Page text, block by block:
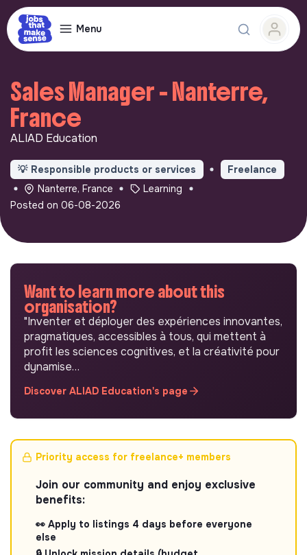
Menu
Sales Manager - Nanterre,
France
ALIAD Education
💡 Responsible products or services
Freelance
Nanterre, France
Learning
Posted on 06-08-2026
Want to learn more about this
organisation?
"Inventer et déployer des expériences innovantes,
pragmatiques, accessibles à tous, qui mettent à
profit les sciences cognitives, et la créativité pour
dynamise…
Discover ALIAD Education's page
Priority access for freelance+ members
Join our community and enjoy exclusive
benefits:
👀 Apply to listings 4 days before everyone
else